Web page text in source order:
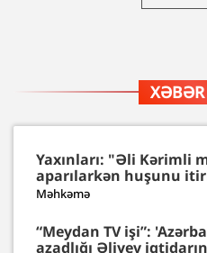
XƏBƏR
Yaxınları: "Əli Kərimli
aparılarkən huşunu
Məhkəmə
“Meydan TV işi”:
azadlığı Əliyev